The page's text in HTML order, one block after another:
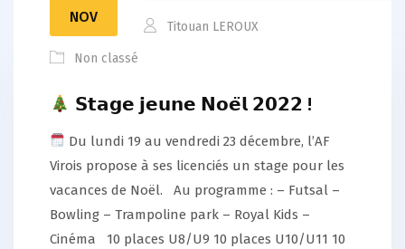
NOV
Titouan LEROUX
Non classé
𝗦𝘁𝗮𝗴𝗲 𝗷𝗲𝘂𝗻𝗲 𝗡𝗼𝗲̈𝗹 𝟮𝟬𝟮𝟮 !
Du lundi 19 au vendredi 23 décembre, l’AF
Virois propose à ses licenciés un stage pour les
vacances de Noël. Au programme : – Futsal –
Bowling – Trampoline park – Royal Kids –
Cinéma 10 places U8/U9 10 places U10/U11 10